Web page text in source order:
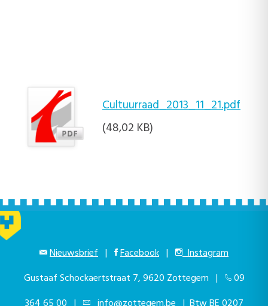
Cultuurraad_2013_11_21.pdf
(48,02 KB)
Nieuwsbrief | Facebook |
Instagram
Gustaaf Schockaertstraat 7, 9620 Zottegem |
09